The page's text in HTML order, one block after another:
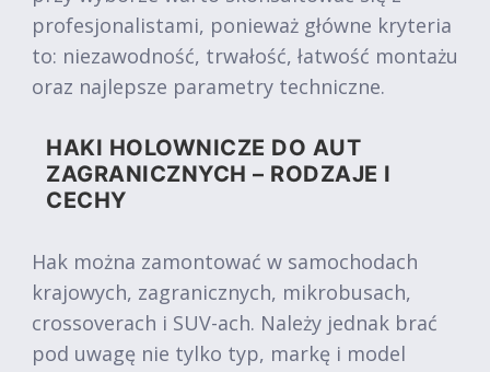
profesjonalistami, ponieważ główne kryteria
to: niezawodność, trwałość, łatwość montażu
oraz najlepsze parametry techniczne.
HAKI HOLOWNICZE DO AUT
ZAGRANICZNYCH – RODZAJE I
CECHY
Hak można zamontować w samochodach
krajowych, zagranicznych, mikrobusach,
crossoverach i SUV-ach. Należy jednak brać
pod uwagę nie tylko typ, markę i model